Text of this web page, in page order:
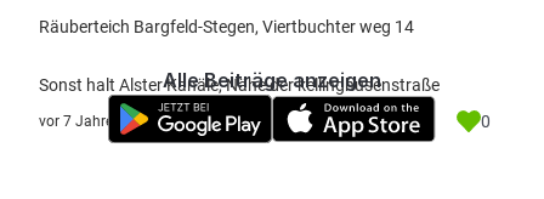
Räuberteich Bargfeld-Stegen, Viertbuchter weg 14
Sonst halt Alster Kanäle, Nähe der kellinghusenstraße
vor 7 Jahre 0
Alle Beiträge anzeigen